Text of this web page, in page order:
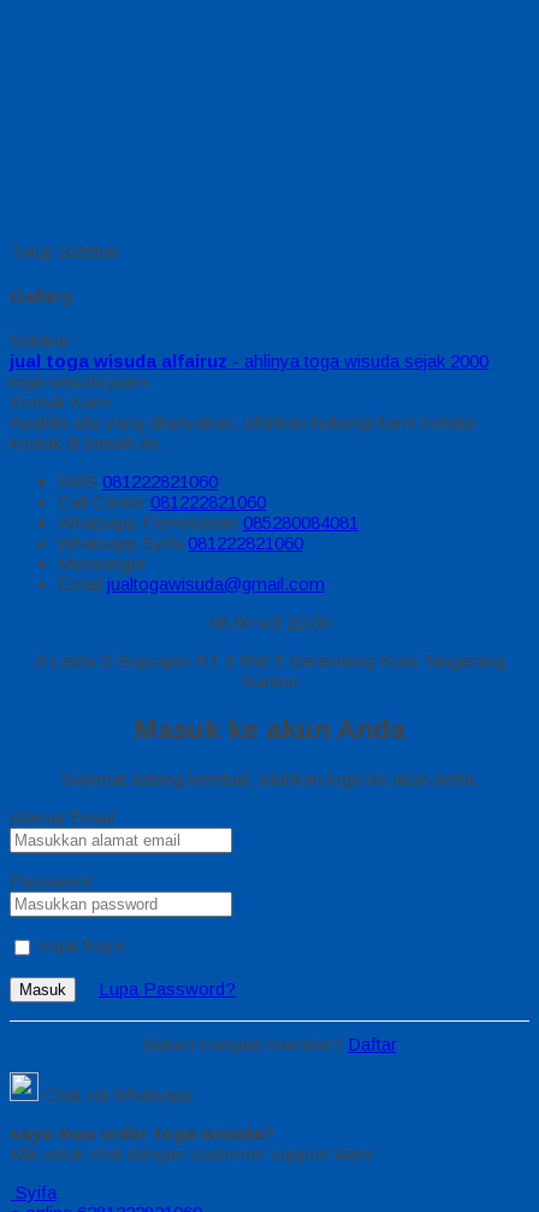
Tutup Sidebar
Gallery
Sidebar
jual toga wisuda alfairuz - ahlinya toga wisuda sejak 2000
toga wisuda juara
Kontak Kami
Apabila ada yang ditanyakan, silahkan hubungi kami melalui
kontak di bawah ini.
SMS 081222821060
Call Center 081222821060
Whatsapp Pemesanan 085280084081
Whatsapp Syifa 081222821060
Messenger
Email jualtogawisuda@gmail.com
08.00 s/d 20.00
Jl Letda D Suprapto RT 3 RW 5 Gerendeng Kota Tangerang
Banten
Masuk ke akun Anda
Selamat datang kembali, silahkan login ke akun Anda.
Alamat Email
Password
Ingat Saya
Masuk Lupa Password?
Belum menjadi member? Daftar
Chat via Whatsapp
saya mau order toga wisuda?
Klik untuk chat dengan customer support kami
Syifa